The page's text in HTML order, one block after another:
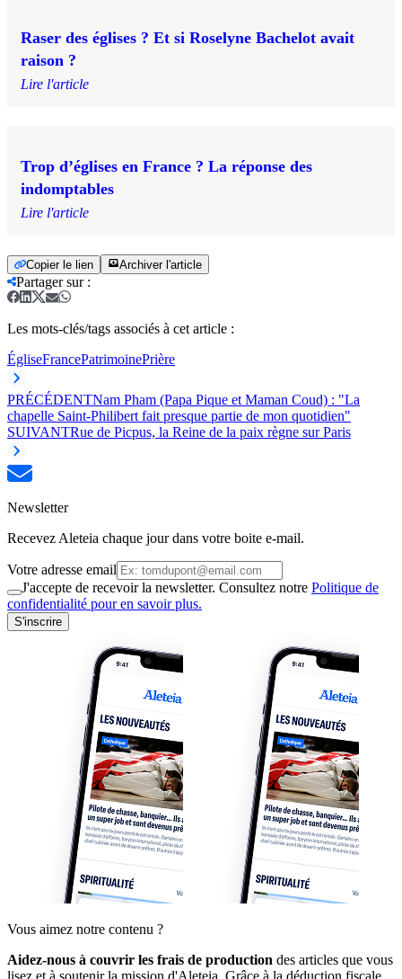
Raser des églises ? Et si Roselyne Bachelot avait
raison ?
Lire l'article
Trop d’églises en France ? La réponse des
indomptables
Lire l'article
Copier le lien Archiver l'article
Partager sur:
Les mots-clés/tags associés à cet article :
ÉgliseFrancePatrimoinePrière
PRÉCÉDENTNam Pham (Papa Pique et Maman Coud) : "La
chapelle Saint-Philibert fait presque partie de mon quotidien"
SUIVANTRue de Picpus, la Reine de la paix règne sur Paris
Newsletter
Recevez Aleteia chaque jour dans votre boite e-mail.
Votre adresse email
J'accepte de recevoir la newsletter. Consultez notre Politique de
confidentialité pour en savoir plus.
S'inscrire
Vous aimez notre contenu ?
Aidez-nous à couvrir les frais de production des articles que vous
lisez et à soutenir la mission d'Aleteia. Grâce à la déduction fiscale,